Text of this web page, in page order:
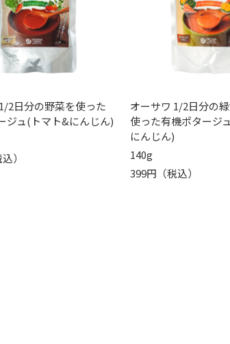
2日分の野菜を使った
ジュ(トマト&にんじん)
）
オーサワ 1/2日分の
使った有機ポタージ
にんじん)
140g
399円（税込）